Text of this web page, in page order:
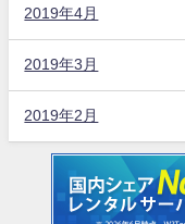
2019年4月
2019年3月
2019年2月